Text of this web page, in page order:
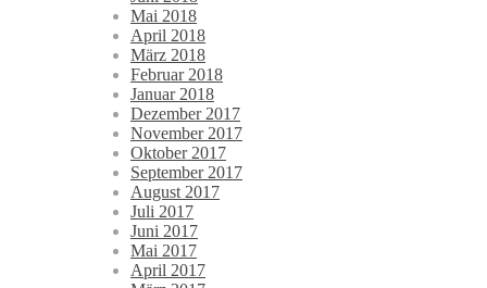
Mai 2018
April 2018
März 2018
Februar 2018
Januar 2018
Dezember 2017
November 2017
Oktober 2017
September 2017
August 2017
Juli 2017
Juni 2017
Mai 2017
April 2017